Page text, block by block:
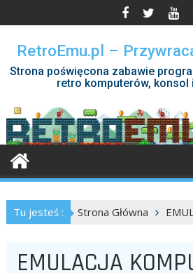
to
contentRetroEmu.pl –
Strona poświęcona zabawie
retro komputerów, konsol
Tu jesteś : Strona Główna
EMULACJA